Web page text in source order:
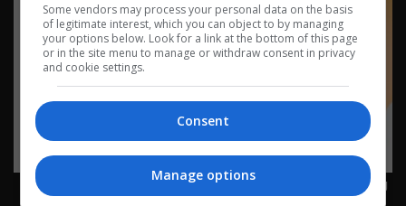
وظيفة غريبة 20-7-2026 | 2026
Some vendors may process your personal data on the basis
of legitimate interest, which you can object to by managing
your options below. Look for a link at the bottom of this page
or in the site menu to manage or withdraw consent in privacy
and cookie settings.
Consent
Manage options